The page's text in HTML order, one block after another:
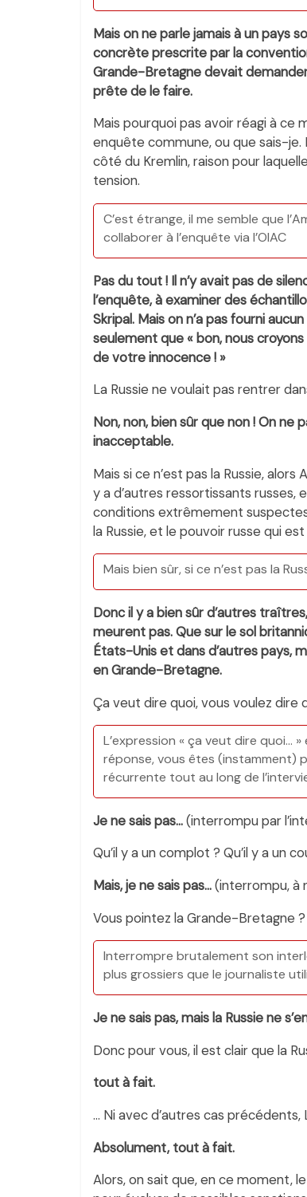
Mais on ne parle jamais à un pays
concrète prescrite par la
Grande-Bretagne devait
prête de le faire.
Mais pourquoi pas avoir réagi à ce
enquête commune, ou que sais-je.
côté du Kremlin, raison pour
tension.
C’est étrange, il me semble que
collaborer à l’enquête via l’OIAC
Pas du tout ! Il n’y avait pas de
l’enquête, à examiner des
Skripal. Mais on n’a pas fourni
seulement que « bon, nous
de votre innocence ! »
La Russie ne voulait pas rentrer
Non, non, bien sûr que non ! On ne
inacceptable.
Mais si ce n’est pas la Russie,
y a d’autres ressortissants russes,
conditions extrêmement
la Russie, et le pouvoir russe qui
Mais bien sûr, si ce n’est pas la
Donc il y a bien sûr d’autres
meurent pas. Que sur le sol
États-Unis et dans d’autres pays,
en Grande-Bretagne.
Ça veut dire quoi, vous voulez dire
L’expression « ça veut dire quoi…
réponse, vous êtes (instamment)
récurrente tout au long de
Je ne sais pas…(interrompu par
Qu’il y a un complot ? Qu’il y a un
Mais, je ne sais pas…(interrompu, à
Vous pointez la Grande-Bretagne ?
Interrompre brutalement son
plus grossiers que le journaliste
Je ne sais pas, mais la Russie ne
Donc pour vous, il est clair que la
tout à fait.
… Ni avec d’autres cas
Absolument, tout à fait.
Alors, on sait que, en ce moment,